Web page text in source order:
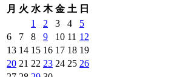
月 火 水 木 金 土 日
1 2 3 4
5
6
7 8 9 10 11 12
13 14 15 16 17 18 19
20 21 22 23 24 25 26